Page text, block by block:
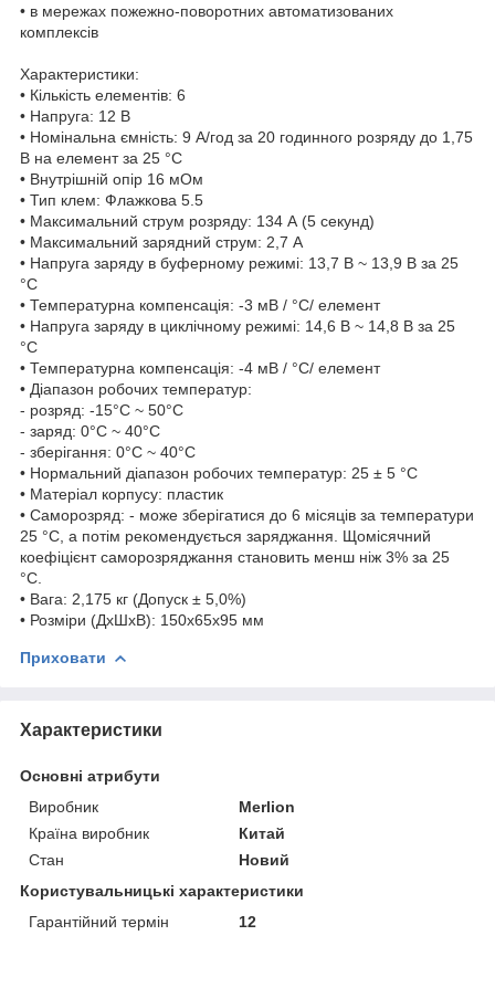
• в мережах пожежно-поворотних автоматизованих
комплексів
Характеристики:
• Кількість елементів: 6
• Напруга: 12 В
• Номінальна ємність: 9 A/год за 20 годинного розряду до 1,75
В на елемент за 25 °C
• Внутрішній опір 16 мОм
• Тип клем: Флажкова 5.5
• Максимальний струм розряду: 134 А (5 секунд)
• Максимальний зарядний струм: 2,7 A
• Напруга заряду в буферному режимі: 13,7 В ~ 13,9 В за 25
°C
• Температурна компенсація: -3 мВ / °C/ елемент
• Напруга заряду в циклічному режимі: 14,6 В ~ 14,8 В за 25
°C
• Температурна компенсація: -4 мВ / °C/ елемент
• Діапазон робочих температур:
- розряд: -15°C ~ 50°C
- заряд: 0°C ~ 40°C
- зберігання: 0°C ~ 40°C
• Нормальний діапазон робочих температур: 25 ± 5 °C
• Матеріал корпусу: пластик
• Саморозряд: - може зберігатися до 6 місяців за температури
25 °C, а потім рекомендується заряджання. Щомісячний
коефіцієнт саморозряджання становить менш ніж 3% за 25
°C.
• Вага: 2,175 кг (Допуск ± 5,0%)
• Розміри (ДхШхВ): 150x65x95 мм
Приховати
Характеристики
Основні атрибути
Виробник
Merlion
Країна виробник
Китай
Стан
Новий
Користувальницькі характеристики
Гарантійний термін
12